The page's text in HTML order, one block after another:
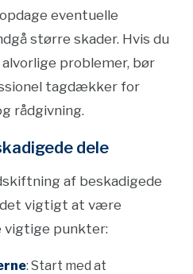
eventuelle
større skader. Hvis du
problemer, bør
tagdækker for
rådgivning.
dele
af beskadigede
det vigtigt at være
vigtige punkter:
: Start med at